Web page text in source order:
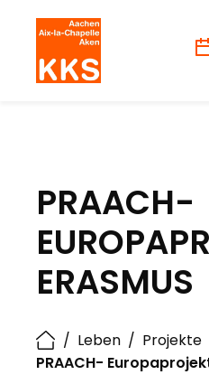
PRAACH-
ERASMUS
/ Leben / Projekte
PRAACH-